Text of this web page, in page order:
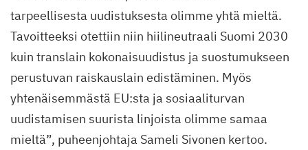
tarpeellisesta uudistuksesta olimme yhtä mieltä.
Tavoitteeksi otettiin niin hiilineutraali Suomi 2030
kuin translain kokonaisuudistus ja suostumukseen
perustuvan raiskauslain edistäminen. Myös
yhtenäisemmästä EU:sta ja sosiaaliturvan
uudistamisen suurista linjoista olimme samaa
mieltä”, puheenjohtaja Sameli Sivonen kertoo.